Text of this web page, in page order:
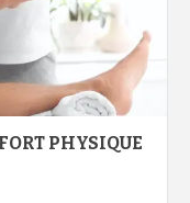
PHYSIQUE